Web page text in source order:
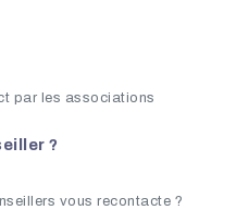
par les associations
?
vous recontacte ?